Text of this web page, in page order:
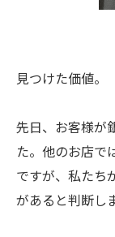
見つけた価値。
先日、お客様が
た。他のお店で
ですが、私たち
があると判断し